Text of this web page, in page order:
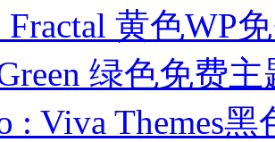
Fractal 黄色WP
绿色免费主
: Viva Themes